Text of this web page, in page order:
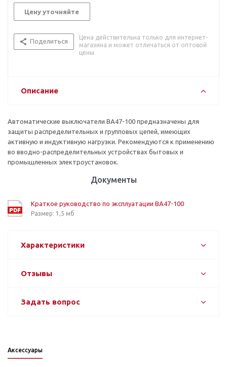
Цену уточняйте
Поделиться
Цена действительна только для интернет-
магазина и может отличаться от оптовой
цены
Описание
Автоматические выключатели ВА47-100 предназначены для
защиты распределительных и групповых цепей, имеющих
активную и индуктивную нагрузки. Рекомендуются к применению
во вводно-распределительных устройствах бытовых и
промышленных электроустановок.
Документы
Краткое руководство по эксплуатации ВА47-100
Размер: 1,5 мб
Характеристики
Отзывы
Задать вопрос
Аксессуары